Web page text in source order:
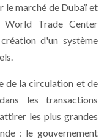
le marché de Dubaï et
Trade Center
d'un système
de la circulation et de
les transactions
les plus grandes
: le gouvernement